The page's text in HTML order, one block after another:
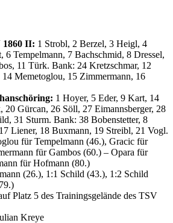
1860 II: 1 Strobl, 2 Berzel, 3 Heigl, 4
6 Tempelmann, 7 Bachschmid, 8 Dressel,
11 Türk. Bank: 24 Kretzschmar, 12
Memetoglou, 15 Zimmermann, 16
1 Hoyer, 5 Eder, 9 Kart, 14
20 Gürcan, 26 Söll, 27 Eimannsberger, 28
31 Sturm. Bank: 38 Bobenstetter, 8
Liener, 18 Buxmann, 19 Streibl, 21 Vogl.
für Tempelmann (46.), Gracic für
für Gambos (60.) – Opara für
für Hofmann (80.)
(26.), 1:1 Schild (43.), 1:2 Schild
Platz 5 des Trainingsgelände des TSV
Kreye